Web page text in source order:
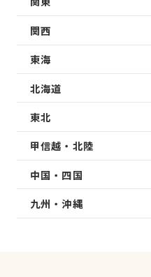
関西
東海
北海道
東北
甲信越・北陸
中国・四国
九州・沖縄